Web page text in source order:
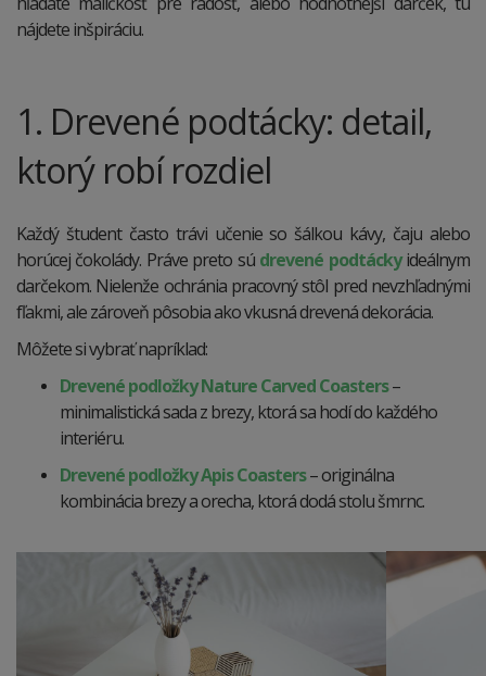
nájdete inšpiráciu.
1. Drevené podtácky: detail,
ktorý robí rozdiel
Každý študent často trávi učenie so šálkou kávy, čaju alebo
horúcej čokolády. Práve preto sú drevené podtáckyideálnym
darčekom. Nielenže ochránia pracovný stôl pred nevzhľadnými
fľakmi, ale zároveň pôsobia ako vkusná drevená dekorácia.
Môžete si vybrať napríklad:
Drevené podložky Nature Carved Coasters–
minimalistická sada z brezy, ktorá sa hodí do každého
interiéru.
Drevené podložkyApis Coasters– originálna
kombinácia brezy a orecha, ktorá dodá stolu šmrnc.